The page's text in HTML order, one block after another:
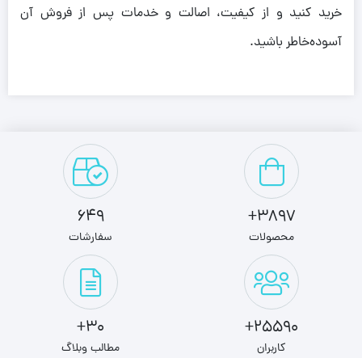
خرید کنید و از کیفیت، اصالت و خدمات پس از فروش آن
آسوده‌خاطر باشید.
3897+
محصولات
649
سفارشات
25590+
کاربران
30+
مطالب وبلاگ